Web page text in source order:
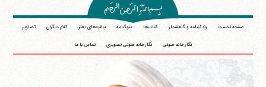
صفحه نخست زندگینامه و گاهشمار کتاب‌ها سوگنامه بیانیه‌های دفتر کلام دیگران تصاویر
نگارخانه صوتی نگارخانه صوتی تصویری تماس با ما